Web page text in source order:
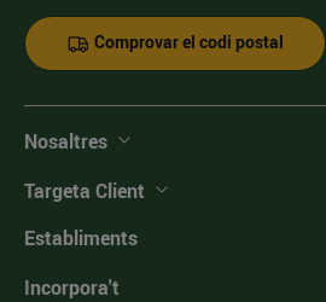
Comprovar el codi postal
Nosaltres
Targeta Client
Establiments
Incorpora't